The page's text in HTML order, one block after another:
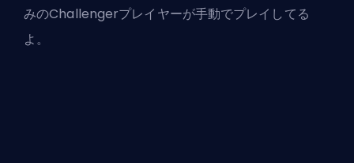
みのChallengerプレイヤーが手動でプレイしてる
よ。